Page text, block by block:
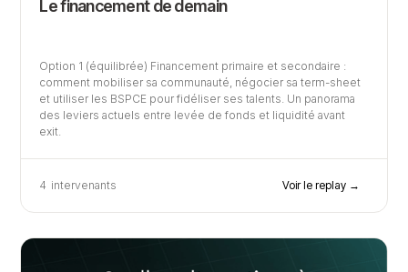
Le financement de demain
Option 1 (équilibrée) Financement primaire et secondaire :
comment mobiliser sa communauté, négocier sa term-sheet
et utiliser les BSPCE pour fidéliser ses talents. Un panorama
des leviers actuels entre levée de fonds et liquidité avant
exit.
4 intervenants Voir le replay →